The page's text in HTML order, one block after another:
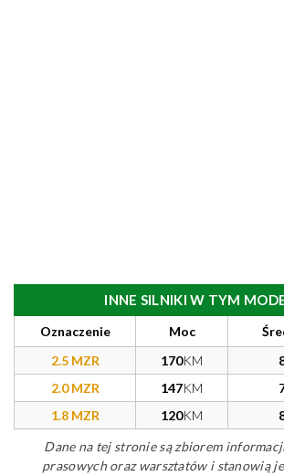
INNE SILNIKI W TYM
Oznaczenie Moc
2.5 MZR
170KM
2.0 MZR
147KM
1.8 MZR
120KM
Dane na tej stronie są zbiorem
prasowych oraz warsztatów i stanowią